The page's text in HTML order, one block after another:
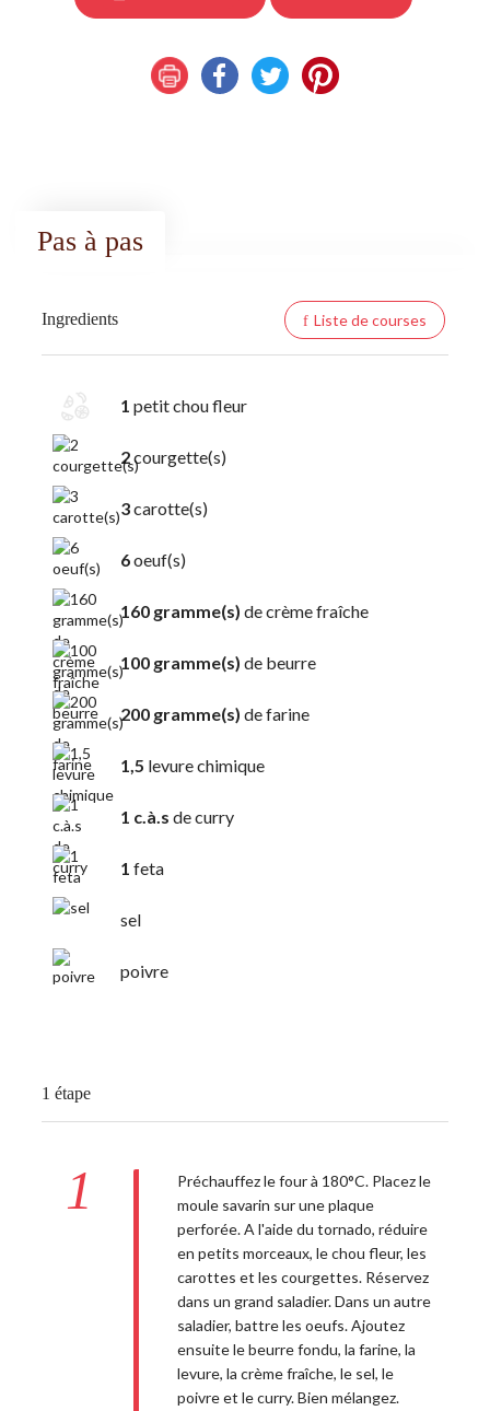
Pas à pas
Ingredients Liste de courses
1 petit chou fleur
2courgette(s)
3carotte(s)
6oeuf(s)
160 gramme(s) de crème fraîche
100 gramme(s) de beurre
200 gramme(s) de farine
1,5 levure chimique
1 c.à.s de curry
1 feta
sel
poivre
1 étape
1
Préchauffez le four à 180°C. Placez le
moule savarin sur une plaque
perforée. A l'aide du tornado, réduire
en petits morceaux, le chou fleur, les
carottes et les courgettes. Réservez
dans un grand saladier. Dans un autre
saladier, battre les oeufs. Ajoutez
ensuite le beurre fondu, la farine, la
levure, la crème fraîche, le sel, le
poivre et le curry. Bien mélangez.